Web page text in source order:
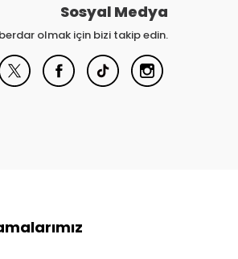
Sosyal Medya
olmak için bizi takip edin.